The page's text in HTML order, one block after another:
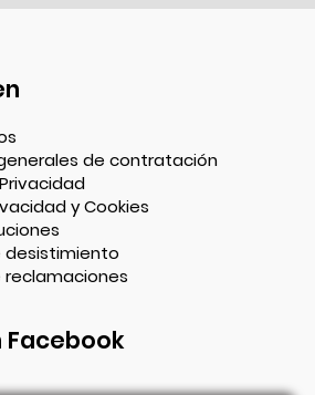
de contratación
y Cookies
desistimiento
reclamaciones
Facebook